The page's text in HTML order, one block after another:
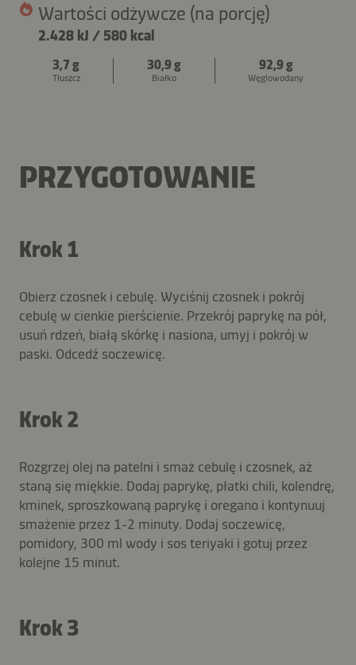
Wartości odżywcze (na porcję)
2.428 kJ / 580 kcal
3,7 g
Tłuszcz
30,9 g
Białko
92,9 g
Węglowodany
PRZYGOTOWANIE
Krok 1
Obierz czosnek i cebulę. Wyciśnij czosnek i pokrój
cebulę w cienkie pierścienie. Przekrój paprykę na pół,
usuń rdzeń, białą skórkę i nasiona, umyj i pokrój w
paski. Odcedź soczewicę.
Krok 2
Rozgrzej olej na patelni i smaż cebulę i czosnek, aż
staną się miękkie. Dodaj paprykę, płatki chili, kolendrę,
kminek, sproszkowaną paprykę i oregano i kontynuuj
smażenie przez 1-2 minuty. Dodaj soczewicę,
pomidory, 300 ml wody i sos teriyaki i gotuj przez
kolejne 15 minut.
Krok 3